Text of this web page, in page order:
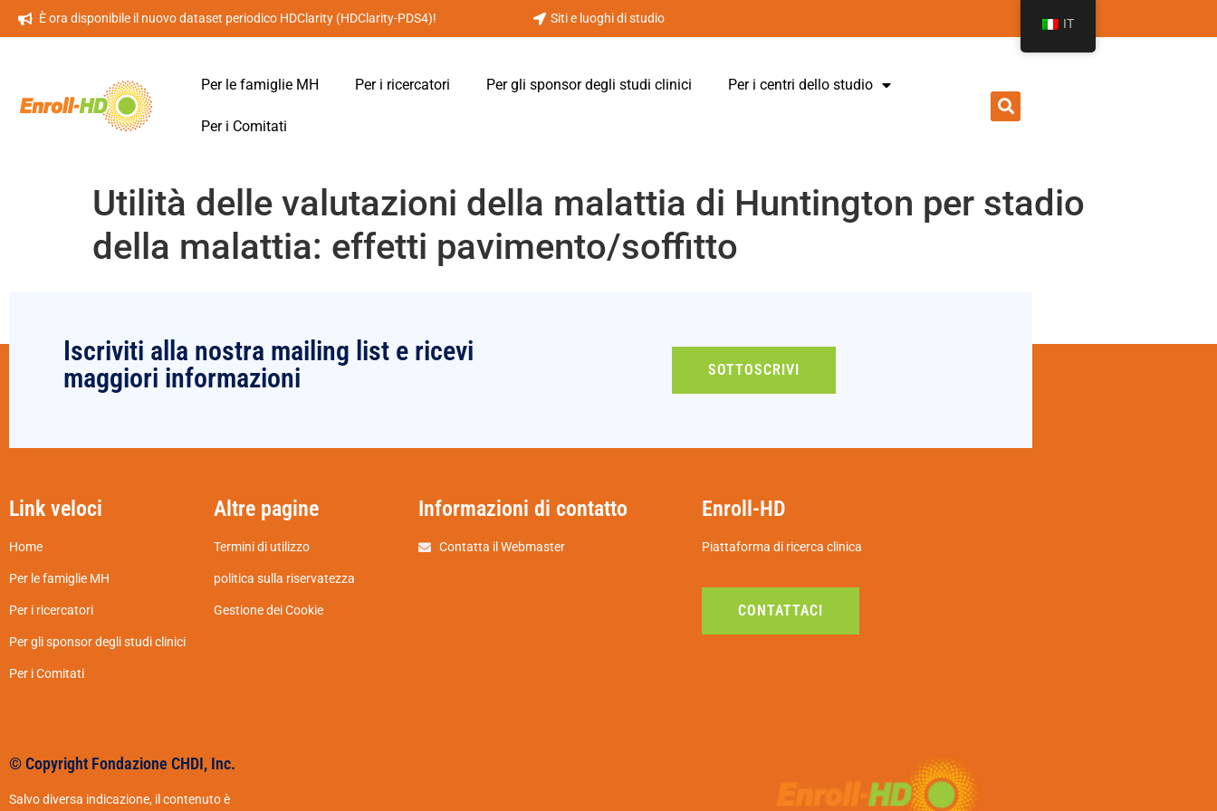
È ora disponibile il nuovo dataset periodico HDClarity (HDClarity-PDS4)! Siti e luoghi di studio
Per le famiglie MH Per i ricercatori Per gli sponsor degli studi clinici Per i centri dello studio
Per i Comitati
Utilità delle valutazioni della malattia di Huntington per stadio
della malattia: effetti pavimento/soffitto
Iscriviti alla nostra mailing list e ricevi
maggiori informazioni
SOTTOSCRIVI
Link veloci
Home
Per le famiglie MH
Per i ricercatori
Per gli sponsor degli studi clinici
Per i Comitati
Altre pagine
Termini di utilizzo
politica sulla riservatezza
Gestione dei Cookie
Informazioni di contatto
Contatta il Webmaster
Enroll-HD
Piattaforma di ricerca clinica
CONTATTACI
© Copyright Fondazione CHDI, Inc.
Salvo diversa indicazione, il contenuto è
IT